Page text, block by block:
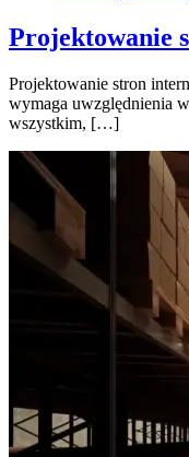
Projektowanie
Projektowanie stron
wymaga uwzględnienia
wszystkim, […]